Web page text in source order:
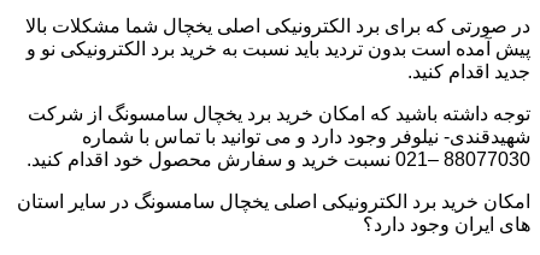
در صورتی که برای برد الکترونیکی اصلی یخچال شما مشکلات بالا
پیش آمده است بدون تردید باید نسبت به خرید برد الکترونیکی نو و
جدید اقدام کنید.
توجه داشته باشید که امکان خرید برد یخچال سامسونگ از شرکت
شهیدقندی- نیلوفر وجود دارد و می توانید با تماس با شماره
88077030 –021 نسبت خرید و سفارش محصول خود اقدام کنید.
امکان خرید برد الکترونیکی اصلی یخچال سامسونگ در سایر استان
های ایران وجود دارد؟